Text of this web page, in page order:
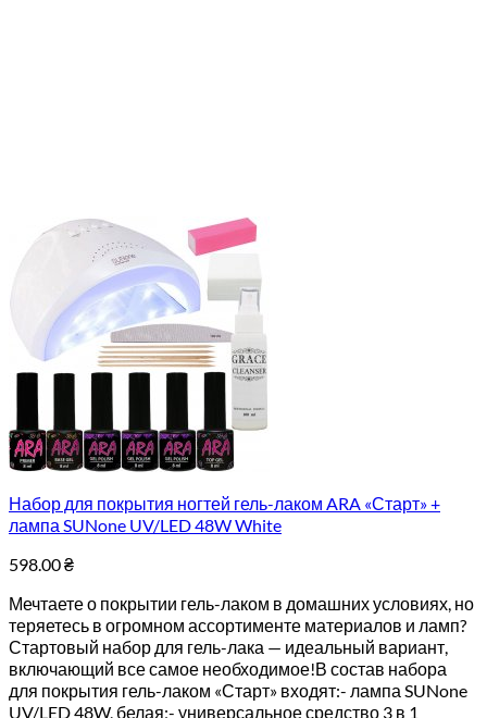
Набор для покрытия ногтей гель-лаком ARA «Старт» +
лампа SUNone UV/LED 48W White
598.00₴
Мечтаете о покрытии гель-лаком в домашних условиях, но
теряетесь в огромном ассортименте материалов и ламп?
Стартовый набор для гель-лака — идеальный вариант,
включающий все самое необходимое!В состав набора
для покрытия гель-лаком «Старт» входят:- лампа SUNone
UV/LED 48W, белая;- универсальное средство 3 в 1